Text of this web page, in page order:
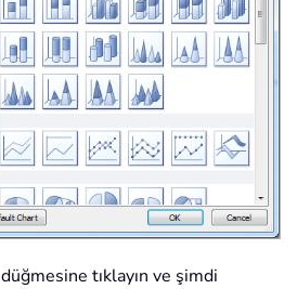
düğmesine tıklayın ve şimdi